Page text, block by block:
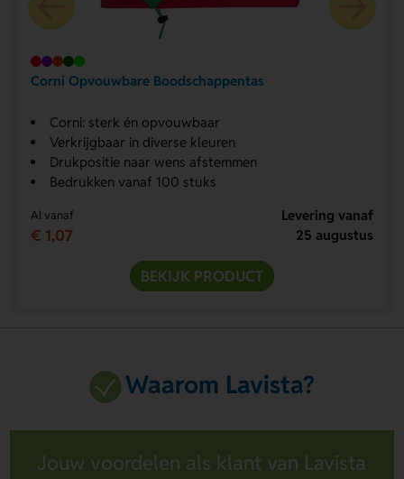
Corni Opvouwbare Boodschappentas
Corni: sterk én opvouwbaar
Verkrijgbaar in diverse kleuren
Drukpositie naar wens afstemmen
Bedrukken vanaf 100 stuks
Al vanaf
€ 1,07
Levering vanaf
25 augustus
BEKIJK PRODUCT
Waarom Lavista?
Jouw voordelen als klant van Lavista